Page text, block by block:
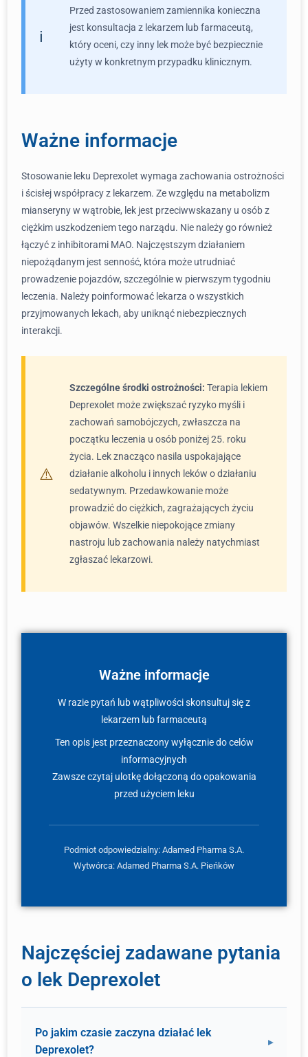
Przed zastosowaniem zamiennika konieczna
jest konsultacja z lekarzem lub farmaceutą,
który oceni, czy inny lek może być bezpiecznie
użyty w konkretnym przypadku klinicznym.
Ważne informacje
Stosowanie leku Deprexolet wymaga zachowania ostrożności
i ścisłej współpracy z lekarzem. Ze względu na metabolizm
mianseryny w wątrobie, lek jest przeciwwskazany u osób z
ciężkim uszkodzeniem tego narządu. Nie należy go również
łączyć z inhibitorami MAO. Najczęstszym działaniem
niepożądanym jest senność, która może utrudniać
prowadzenie pojazdów, szczególnie w pierwszym tygodniu
leczenia. Należy poinformować lekarza o wszystkich
przyjmowanych lekach, aby uniknąć niebezpiecznych
interakcji.
Szczególne środki ostrożności: Terapia lekiem
Deprexolet może zwiększać ryzyko myśli i
zachowań samobójczych, zwłaszcza na
początku leczenia u osób poniżej 25. roku
życia. Lek znacząco nasila uspokajające
działanie alkoholu i innych leków o działaniu
sedatywnym. Przedawkowanie może
prowadzić do ciężkich, zagrażających życiu
objawów. Wszelkie niepokojące zmiany
nastroju lub zachowania należy natychmiast
zgłaszać lekarzowi.
Ważne informacje
W razie pytań lub wątpliwości skonsultuj się z
lekarzem lub farmaceutą
Ten opis jest przeznaczony wyłącznie do celów
informacyjnych
Zawsze czytaj ulotkę dołączoną do opakowania
przed użyciem leku
Podmiot odpowiedzialny: Adamed Pharma S.A.
Wytwórca: Adamed Pharma S.A. Pieńków
Najczęściej zadawane pytania
o lek Deprexolet
Po jakim czasie zaczyna działać lek
Deprexolet?